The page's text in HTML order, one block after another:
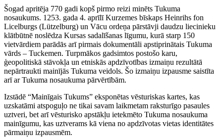
Šogad apritēja 770 gadi kopš pirmo reizi minēts Tukuma
nosaukums. 1253. gada 4. aprīlī Kurzemes bīskaps Heinrihs fon
Licelburgs (Lützelburg) un Vācu ordeņa pārstāvji daudzu liecinieku
klātbūtnē noslēdza Kursas sadalīšanas līgumu, kurā starp 150
vietvārdiem parādās arī pirmais dokumentāli apstiprinātais Tukuma
vārds – Tuckemen. Turpmākos gadsimtos postošo karu,
ģeopolitiskā stāvokļa un etniskās apdzīvotības izmaiņu rezultātā
nepārtraukti mainījās Tukuma veidols. Šo izmaiņu izpausme saistīta
arī ar Tukuma nosaukuma pārvērtībām.
Izstādē “Mainīgais Tukums” eksponētas vēsturiskas kartes, kas
uzskatāmi atspoguļo ne tikai savam laikmetam raksturīgo pasaules
uztveri, bet arī vēsturisko apstākļu ietekmēto Tukuma nosaukuma
mainīgumu, kas uztverams kā viena no apdzīvotas vietas identitātes
pārmaiņu izpausmēm.